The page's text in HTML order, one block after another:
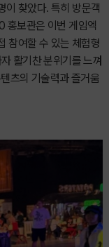
찾았다. 특히 방문객
홍보관은 이번 게임엑
참여할 수 있는 체험형
활기찬 분위기를 느껴
츠의 기술력과 즐거움